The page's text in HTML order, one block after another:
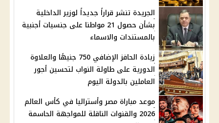
الجريدة تنشر قراراً جديداً لوزير الداخلية
بشأن حصول 21 مواطنا على جنسيات أجنبية
بالمستندات والاسماء
زيادة الحافز الإضافي 750 جنيهًا والعلاوة
الدورية على طاولة النواب لتحسين أجور
العاملين بالدولة اليوم
موعد مباراة مصر وأستراليا في كأس العالم
2026 والقنوات الناقلة للمواجهة الحاسمة